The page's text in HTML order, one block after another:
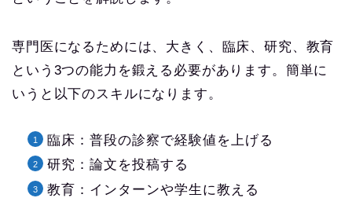
専門医になるためには、大きく、臨床、研究、教育
という3つの能力を鍛える必要があります。簡単に
いうと以下のスキルになります。
臨床：普段の診察で経験値を上げる
研究：論文を投稿する
教育：インターンや学生に教える